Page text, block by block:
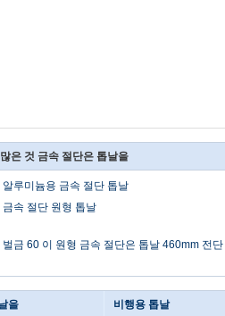
은 것 금속 절단은 톱날을
알루미늄용 금속 절단 톱날
금속 절단 원형 톱날
벌금 60 이 원형 금속 절단은 톱날 460mm 전단
을 비행용 톱날